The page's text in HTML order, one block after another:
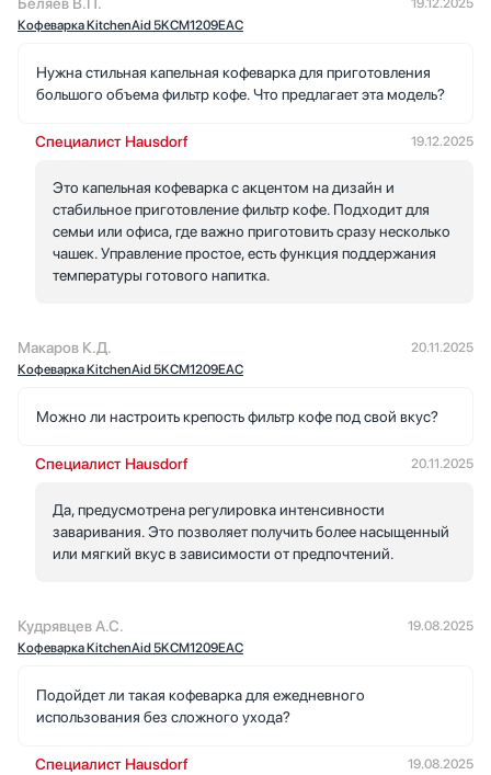
когда заходили гости.
Вес небольшой, переносить удобно, прибор не занимает
много места. Мощность обеспечивает быстрый прогрев и
заваривание. После нескольких недель использования могу
Важно для меня, что уход простойсъёмные элементы и
доволен покупкой.
Кофеварка KitchenAid 5KCM1209EAC
19.12.2025
Нужна стильная капельная кофеварка для приготовления
большого объема фильтр кофе. Что предлагает эта модель?
Специалист Hausdorf 19.12.2025
Это капельная кофеварка с акцентом на дизайн и
стабильное приготовление фильтр кофе. Подходит для
семьи или офиса, где важно приготовить сразу несколько
чашек. Управление простое, есть функция поддержания
температуры готового напитка.
Макаров К.Д.
Кофеварка KitchenAid 5KCM1209EAC
20.11.2025
Можно ли настроить крепость фильтр кофе под свой вкус?
Специалист Hausdorf 20.11.2025
Да, предусмотрена регулировка интенсивности
заваривания. Это позволяет получить более насыщенный
или мягкий вкус в зависимости от предпочтений.
Кудрявцев А.С.
Кофеварка KitchenAid 5KCM1209EAC
19.08.2025
Подойдет ли такая кофеварка для ежедневного
использования без сложного ухода?
Специалист Hausdorf 19.08.2025